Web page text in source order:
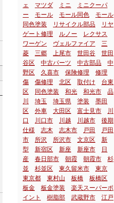
ェ
マツダ ミニ
ミニクーパ
ー
モール モール同色
モール
同色塗装
リサイクル部品
リヤ
ゲート修理
ルノー
レクサス
ワーゲン
ヴェルファイア
三
菱
三郷 上尾市 世田谷
世田
谷区
中古パーツ 中古部品
中
野区
久喜市 保険修理
修理
傷
傷修理 北区 取付け
台東
区
同色塗装 和光 和光市
品
川
埼玉 埼玉県 塗装
墨田
区
外車 大田区 富士見市
川
口
川口市 川越 川越市
後期
仕様
志木 志木市 戸田
戸田
市
所沢 所沢市 文京区
新
型
新宿区 新座 新座市
日
産
春日部市 朝霞 朝霞市
杉
並
杉並区 東久留米市
東京
東京都
東村山 板橋
板橋区
板金
板金塗装
楽天スーパーポ
イント
樹脂部 武蔵野市
江戸